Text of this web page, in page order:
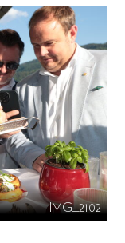
IMG_2102